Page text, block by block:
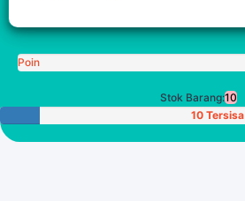
Poin
Stok Barang:10
10 Tersisa